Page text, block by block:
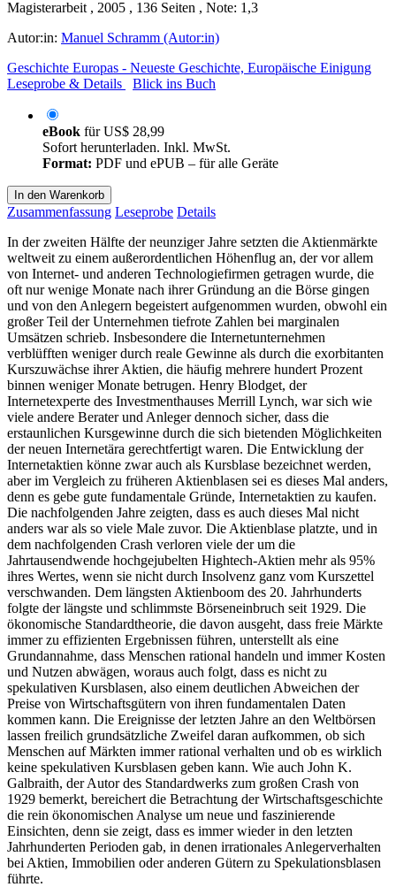
Magisterarbeit , 2005 , 136 Seiten , Note: 1,3
Autor:in: Manuel Schramm (Autor:in)
Geschichte Europas - Neueste Geschichte, Europäische Einigung
Leseprobe & Details
Blick ins Buch
eBook fürUS$ 28,99
Sofort herunterladen. Inkl. MwSt.
Format: PDF und ePUB – für alle Geräte
In den Warenkorb
Zusammenfassung Leseprobe Details
In der zweiten Hälfte der neunziger Jahre setzten die Aktienmärkte
weltweit zu einem außerordentlichen Höhenflug an, der vor allem
von Internet- und anderen Technologiefirmen getragen wurde, die
oft nur wenige Monate nach ihrer Gründung an die Börse gingen
und von den Anlegern begeistert aufgenommen wurden, obwohl ein
großer Teil der Unternehmen tiefrote Zahlen bei marginalen
Umsätzen schrieb. Insbesondere die Internetunternehmen
verblüfften weniger durch reale Gewinne als durch die exorbitanten
Kurszuwächse ihrer Aktien, die häufig mehrere hundert Prozent
binnen weniger Monate betrugen. Henry Blodget, der
Internetexperte des Investmenthauses Merrill Lynch, war sich wie
viele andere Berater und Anleger dennoch sicher, dass die
erstaunlichen Kursgewinne durch die sich bietenden Möglichkeiten
der neuen Internetära gerechtfertigt waren. Die Entwicklung der
Internetaktien könne zwar auch als Kursblase bezeichnet werden,
aber im Vergleich zu früheren Aktienblasen sei es dieses Mal anders,
denn es gebe gute fundamentale Gründe, Internetaktien zu kaufen.
Die nachfolgenden Jahre zeigten, dass es auch dieses Mal nicht
anders war als so viele Male zuvor. Die Aktienblase platzte, und in
dem nachfolgenden Crash verloren viele der um die
Jahrtausendwende hochgejubelten Hightech-Aktien mehr als 95%
ihres Wertes, wenn sie nicht durch Insolvenz ganz vom Kurszettel
verschwanden. Dem längsten Aktienboom des 20. Jahrhunderts
folgte der längste und schlimmste Börseneinbruch seit 1929. Die
ökonomische Standardtheorie, die davon ausgeht, dass freie Märkte
immer zu effizienten Ergebnissen führen, unterstellt als eine
Grundannahme, dass Menschen rational handeln und immer Kosten
und Nutzen abwägen, woraus auch folgt, dass es nicht zu
spekulativen Kursblasen, also einem deutlichen Abweichen der
Preise von Wirtschaftsgütern von ihren fundamentalen Daten
kommen kann. Die Ereignisse der letzten Jahre an den Weltbörsen
lassen freilich grundsätzliche Zweifel daran aufkommen, ob sich
Menschen auf Märkten immer rational verhalten und ob es wirklich
keine spekulativen Kursblasen geben kann. Wie auch John K.
Galbraith, der Autor des Standardwerks zum großen Crash von
1929 bemerkt, bereichert die Betrachtung der Wirtschaftsgeschichte
die rein ökonomischen Analyse um neue und faszinierende
Einsichten, denn sie zeigt, dass es immer wieder in den letzten
Jahrhunderten Perioden gab, in denen irrationales Anlegerverhalten
bei Aktien, Immobilien oder anderen Gütern zu Spekulationsblasen
führte.